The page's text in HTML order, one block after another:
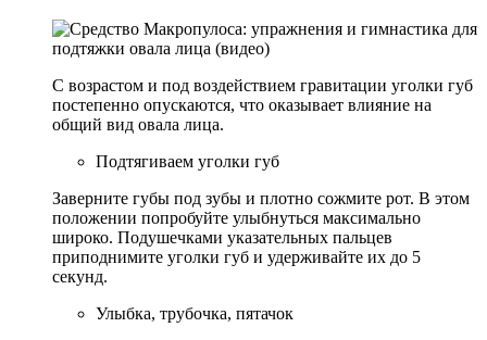
С возрастом и под воздействием гравитации уголки губ
постепенно опускаются, что оказывает влияние на
общий вид овала лица.
Подтягиваем уголки губ
Заверните губы под зубы и плотно сожмите рот. В этом
положении попробуйте улыбнуться максимально
широко. Подушечками указательных пальцев
приподнимите уголки губ и удерживайте их до 5
секунд.
Улыбка, трубочка, пятачок